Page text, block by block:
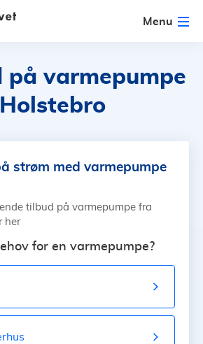
Menu
på varmepumpe
strøm med varmepumpe
tilbud på varmepumpe fra
her
for en varmepumpe?